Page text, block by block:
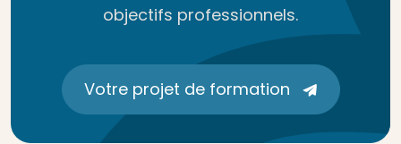
objectifs professionnels.
Votre projet de formation